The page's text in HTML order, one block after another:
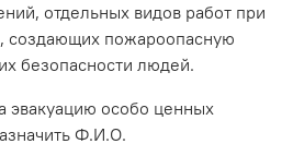
отдельных видов работ при
создающих пожароопасную
безопасности людей.
эвакуацию особо ценных
Ф.И.О.